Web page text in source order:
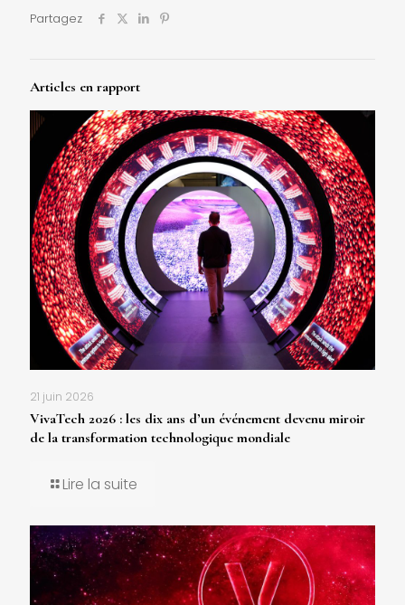
Partagez
Articles en rapport
21 juin 2026
VivaTech 2026 : les dix ans d’un événement devenu miroir
de la transformation technologique mondiale
Lire la suite